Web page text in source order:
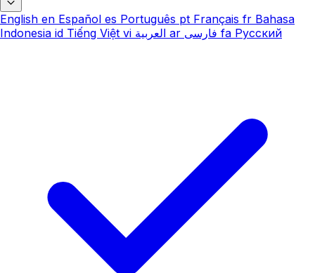
English en Español es Português pt Français fr Bahasa
Indonesia id Tiếng Việt vi العربية ar فارسی fa Русский